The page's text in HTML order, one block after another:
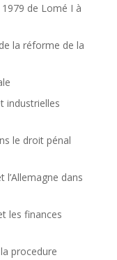
de Lomé I à
la réforme de la
industrielles
le droit pénal
l’Allemagne dans
les finances
procedure